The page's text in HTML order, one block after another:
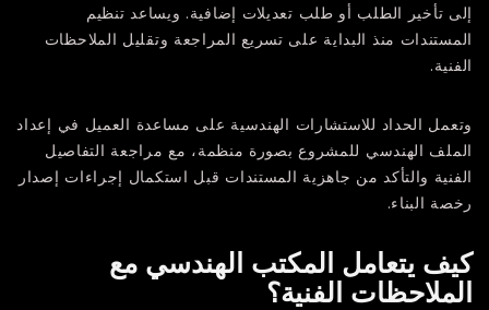
إلى تأخير الطلب أو طلب تعديلات إضافية. ويساعد تنظيم
المستندات منذ البداية على تسريع المراجعة وتقليل الملاحظات
الفنية.
وتعمل الحداد للاستشارات الهندسية على مساعدة العميل في إعداد
الملف الهندسي للمشروع بصورة منظمة، مع مراجعة التفاصيل
الفنية والتأكد من جاهزية المستندات قبل استكمال إجراءات إصدار
رخصة البناء.
كيف يتعامل المكتب الهندسي مع
الملاحظات الفنية؟